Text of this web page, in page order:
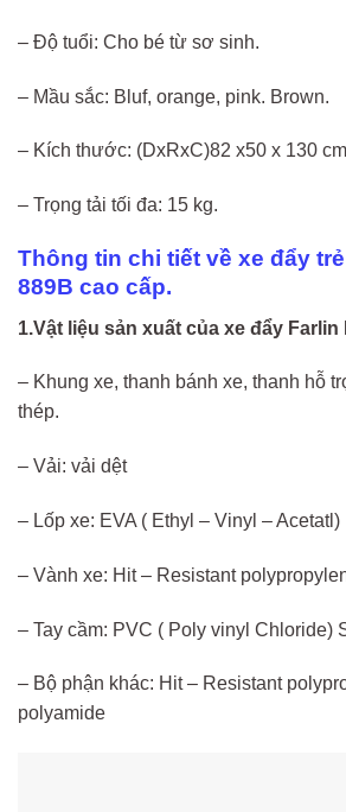
– Độ tuổi: Cho bé từ sơ sinh.
– Mầu sắc: Bluf, orange, pink. Brown.
– Kích thước: (DxRxC)82 x50 x 130
– Trọng tải tối đa: 15 kg.
Thông tin chi tiết về xe đẩy
889B cao cấp.
1.Vật liệu sản xuất của xe đẩy Farlin
– Khung xe, thanh bánh xe, thanh hỗ
thép.
– Vải: vải dệt
– Lốp xe: EVA ( Ethyl – Vinyl – Acetatl)
– Vành xe: Hit – Resistant
– Tay cầm: PVC ( Poly vinyl Chloride)
– Bộ phận khác: Hit – Resistant
polyamide